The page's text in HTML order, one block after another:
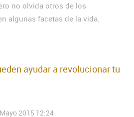
no olvida otros de los
algunas facetas de la vida.
ayudar a revolucionar tu
2015 12:24